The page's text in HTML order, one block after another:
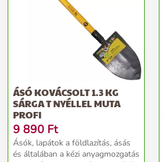
ÁSÓ KOVÁCSOLT 1.3 KG
SÁRGA T NYÉLLEL MUTA
PROFI
9 890 Ft
Ásók, lapátok a földlazítás, ásás
és általában a kézi anyagmozgatás